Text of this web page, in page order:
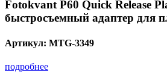
Fotokvant P60 Quick Release
быстросъемный адаптер для
Артикул: MTG-3349
подробнее